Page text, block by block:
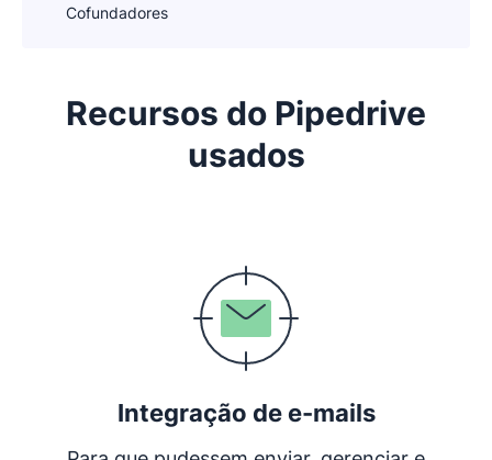
Cofundadores
Recursos do Pipedrive
usados
Integração de e-mails